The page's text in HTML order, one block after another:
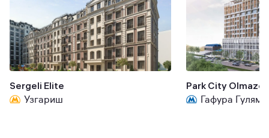
Sergeli Elite
Узгариш
Park City Olmazor
Гафура Гуляма